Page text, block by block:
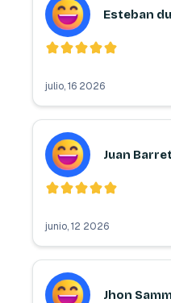
Esteban
julio, 16 2026
Juan
junio, 12 2026
Jhon